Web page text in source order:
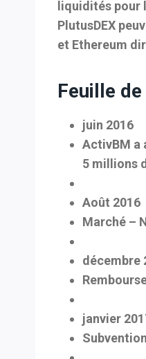
liquidités pour
PlutusDEX
et Ethereum
Feuille
juin 2016
ActivBM a
5 millions
Août 2016
Marché –
décembre
janvier